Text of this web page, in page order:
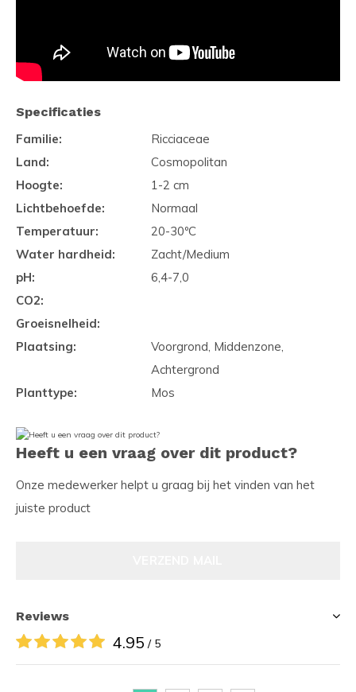
Specificaties
Familie:
Ricciaceae
Land:
Cosmopolitan
Hoogte:
1-2 cm
Lichtbehoefde:
Normaal
Temperatuur:
20-30ºC
Water hardheid:
Zacht/Medium
pH:
6,4-7,0
CO2:
Groeisnelheid:
Plaatsing:
Voorgrond, Middenzone,
Achtergrond
Planttype:
Mos
Heeft u een vraag over dit product?
Onze medewerker helpt u graag bij het vinden van het
juiste product
Reviews
4.95 / 5